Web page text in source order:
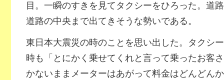
目。一瞬のすきを見てタクシーをひろった。道
道路の中央まで出てきそうな勢いである。
東日本大震災の時のことを思い出した。タクシ
時も「とにかく乗せてくれと言って乗ったお客
かないままメーターはあがって料金はどんどん